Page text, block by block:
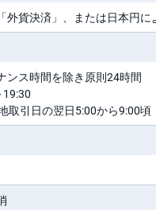
外貨決済」、または日本円に
ンス時間を除き原則24時間
取引日の翌日5:00から9:00頃